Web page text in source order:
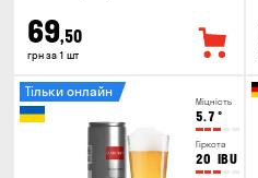
69,50
грн за 1 шт
Міцність
5.7 °
Гіркота
20 IBU
Тільки онлайн